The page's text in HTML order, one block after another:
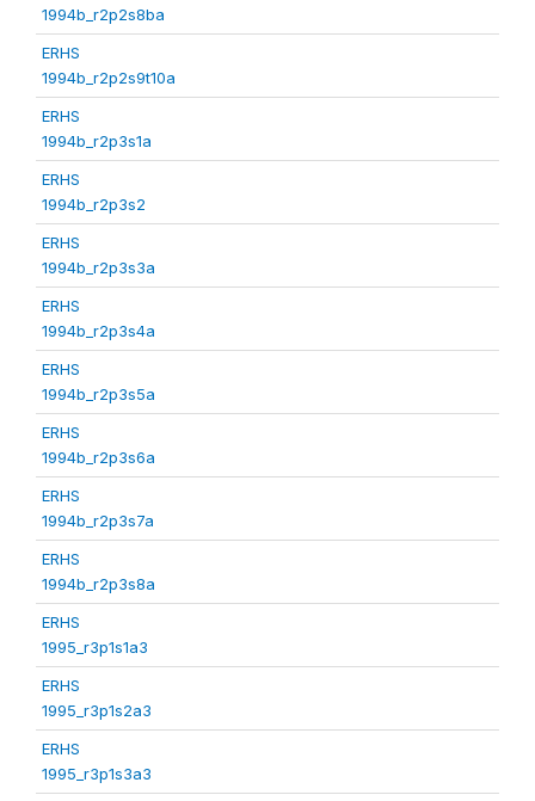
1994b_r2p2s8ba
ERHS
1994b_r2p2s9t10a
ERHS
1994b_r2p3s1a
ERHS
1994b_r2p3s2
ERHS
1994b_r2p3s3a
ERHS
1994b_r2p3s4a
ERHS
1994b_r2p3s5a
ERHS
1994b_r2p3s6a
ERHS
1994b_r2p3s7a
ERHS
1994b_r2p3s8a
ERHS
1995_r3p1s1a3
ERHS
1995_r3p1s2a3
ERHS
1995_r3p1s3a3